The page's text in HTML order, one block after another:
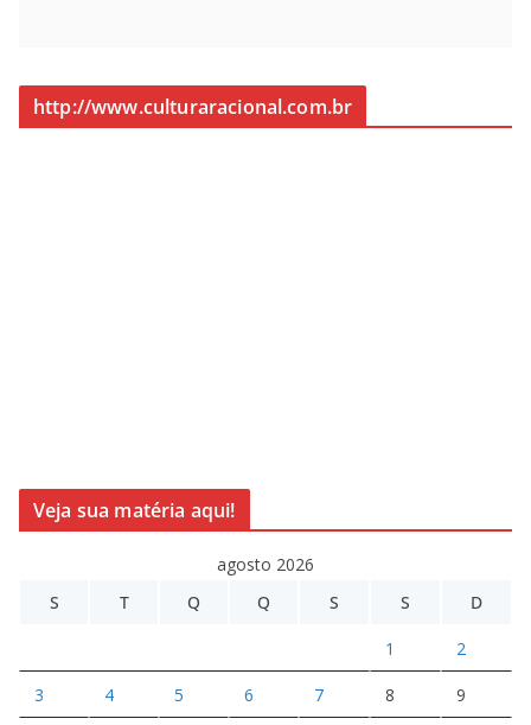
http://www.culturaracional.com.br
Veja sua matéria aqui!
agosto 2026
S
T Q Q S S D
1 2
3 4 5 6 7 8 9